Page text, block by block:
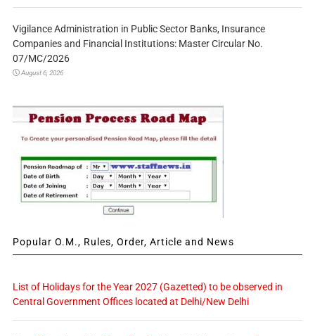
Vigilance Administration in Public Sector Banks, Insurance
Companies and Financial Institutions: Master Circular No.
07/MC/2026
August 6, 2026
Popular O.M., Rules, Order, Article and News
List of Holidays for the Year 2027 (Gazetted) to be observed in
Central Government Offices located at Delhi/New Delhi